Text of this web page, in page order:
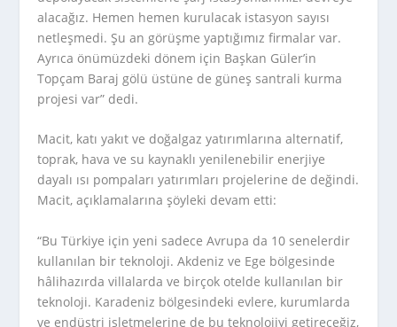
alacağız. Hemen hemen kurulacak istasyon sayısı
netleşmedi. Şu an görüşme yaptığımız firmalar var.
Ayrıca önümüzdeki dönem için Başkan Güler’in
Topçam Baraj gölü üstüne de güneş santrali kurma
projesi var” dedi.
Macit, katı yakıt ve doğalgaz yatırımlarına alternatif,
toprak, hava ve su kaynaklı yenilenebilir enerjiye
dayalı ısı pompaları yatırımları projelerine de değindi.
Macit, açıklamalarına şöyleki devam etti:
“Bu Türkiye için yeni sadece Avrupa da 10 senelerdir
kullanılan bir teknoloji. Akdeniz ve Ege bölgesinde
hâlihazırda villalarda ve birçok otelde kullanılan bir
teknoloji. Karadeniz bölgesindeki evlere, kurumlarda
ve endüstri işletmelerine de bu teknolojiyi getireceğiz,